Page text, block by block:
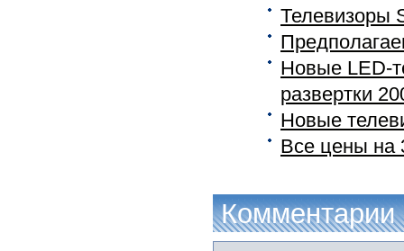
Телевизоры
Новые LED-
развертки
Новые
Все цены на
Комментарии